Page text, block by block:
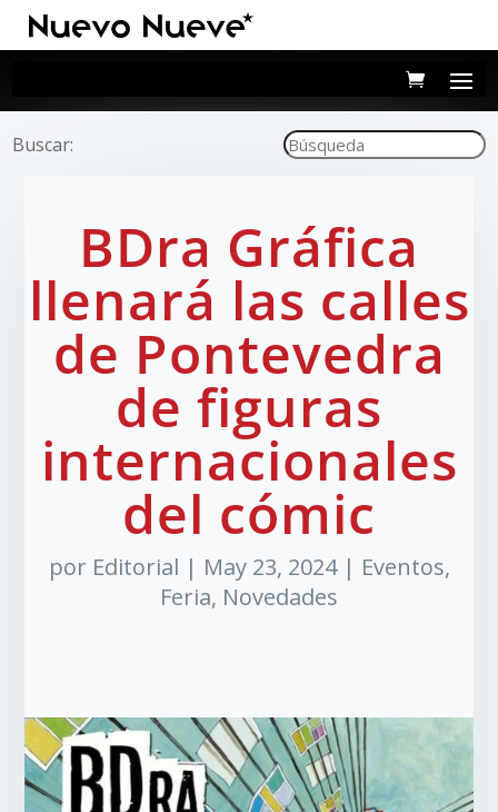
Buscar:
BDra Gráfica
llenará las calles
de Pontevedra
de figuras
internacionales
del cómic
por Editorial | May 23, 2024| Eventos,
Feria, Novedades